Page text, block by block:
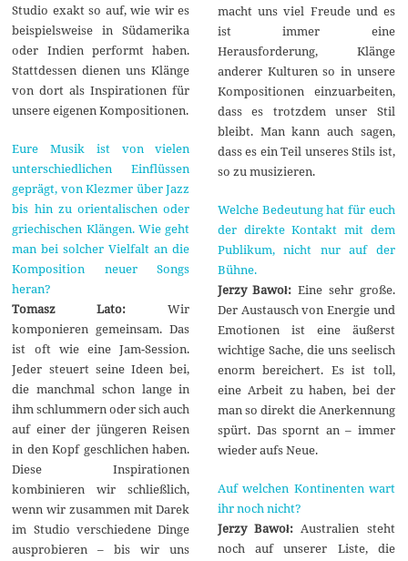
Studio exakt so auf, wie wir es
beispielsweise in Südamerika
oder Indien performt haben.
Stattdessen dienen uns Klänge
von dort als Inspirationen für
unsere eigenen Kompositionen.
Eure Musik ist von vielen
unterschiedlichen Einflüssen
geprägt, von Klezmer über Jazz
bis hin zu orientalischen oder
griechischen Klängen. Wie geht
man bei solcher Vielfalt an die
Komposition neuer Songs
heran?
Tomasz Lato: Wir
komponieren gemeinsam. Das
ist oft wie eine Jam-Session.
Jeder steuert seine Ideen bei,
die manchmal schon lange in
ihm schlummern oder sich auch
auf einer der jüngeren Reisen
in den Kopf geschlichen haben.
Diese Inspirationen
kombinieren wir schließlich,
wenn wir zusammen mit Darek
im Studio verschiedene Dinge
ausprobieren – bis wir uns
macht uns viel Freude und es
ist immer eine
Herausforderung, Klänge
anderer Kulturen so in unsere
Kompositionen einzuarbeiten,
dass es trotzdem unser Stil
bleibt. Man kann auch sagen,
dass es ein Teil unseres Stils ist,
so zu musizieren.
Welche Bedeutung hat für euch
der direkte Kontakt mit dem
Publikum, nicht nur auf der
Bühne.
Jerzy Bawoł:Eine sehr große.
Der Austausch von Energie und
Emotionen ist eine äußerst
wichtige Sache, die uns seelisch
enorm bereichert. Es ist toll,
eine Arbeit zu haben, bei der
man so direkt die Anerkennung
spürt. Das spornt an – immer
wieder aufs Neue.
Auf welchen Kontinenten wart
ihr noch nicht?
Jerzy Bawoł:Australien steht
noch auf unserer Liste, die